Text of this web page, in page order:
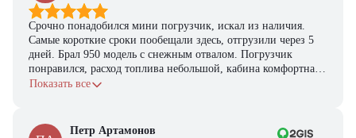
Срочно понадобился мини погрузчик, искал из наличия.
Самые короткие сроки пообещали здесь, отгрузили через 5
дней. Брал 950 модель с снежным отвалом. Погрузчик
понравился, расход топлива небольшой, кабина комфортная,
с задачами справляется.
Показать все
Петр Артамонов